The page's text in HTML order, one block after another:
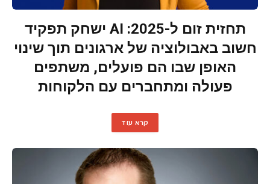
תחזית זום ל-2025: AI ישחק תפקיד
חשוב באבולוציה של ארגונים תוך שינוי
האופן שבו הם פועלים, משתפים
פעולה ומתחברים עם הלקוחות
קרא עוד